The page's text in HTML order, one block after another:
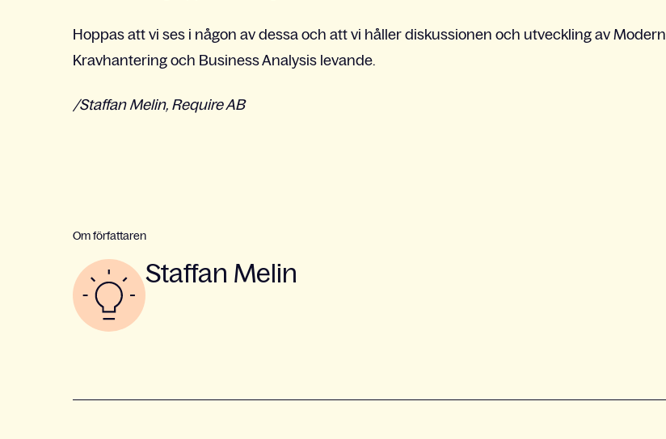
Hoppas att vi ses i någon av dessa och att vi håller diskussionen och utveckling av Modern
Kravhantering och Business Analysis levande.
/Staffan Melin, Require AB
Om författaren
Staffan Melin